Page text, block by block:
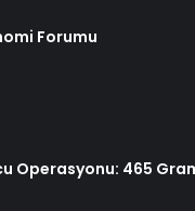
Forumu
Operasyonu: 465